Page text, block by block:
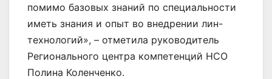
помимо базовых знаний по специальности
иметь знания и опыт во внедрении лин-
технологий», – отметила руководитель
Регионального центра компетенций НСО
Полина Коленченко.